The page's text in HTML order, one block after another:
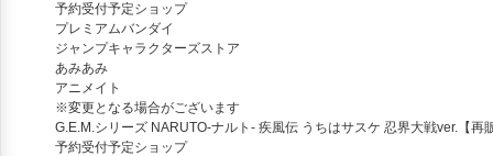
予約受付予定ショップ
プレミアムバンダイ
ジャンプキャラクターズストア
あみあみ
アニメイト
※変更となる場合がございます
G.E.M.シリーズ NARUTO-ナルト- 疾風伝 うちはサスケ 忍界大戦ver.【再
予約受付予定ショップ